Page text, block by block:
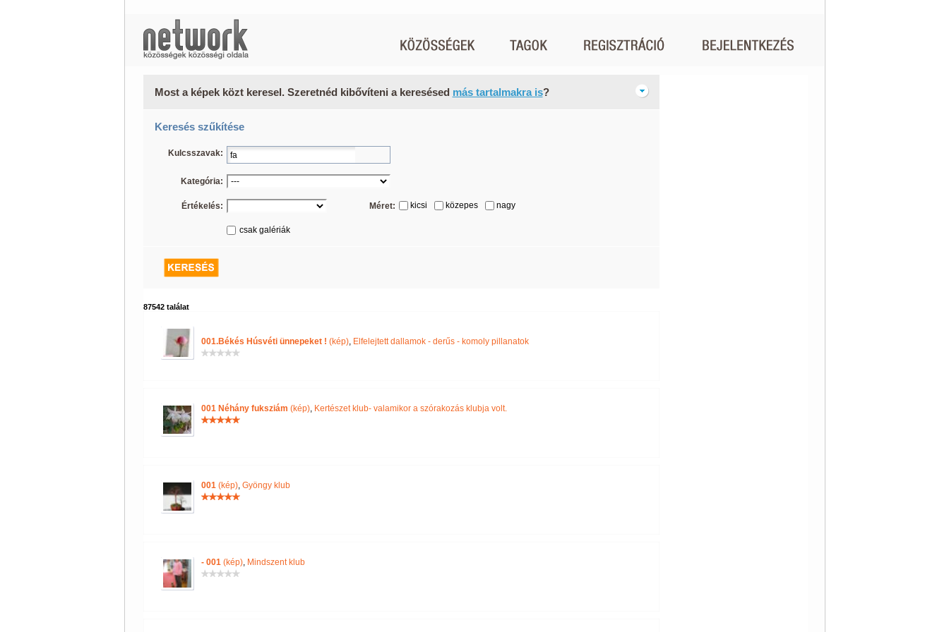
Most a képek közt keresel. Szeretnéd kibővíteni a keresésed más tartalmakra is?
Keresés szűkítése
Kulcsszavak:
Kategória:
Értékelés: Méret: kicsi közepes nagy
csak galériák
87542 találat
001.Békés Húsvéti ünnepeket ! (kép), Elfelejtett dallamok - derűs - komoly pillanatok
001 Néhány fuksziám (kép), Kertészet klub- valamikor a szórakozás klubja volt.
001(kép), Gyöngy klub
- 001(kép), Mindszent klub